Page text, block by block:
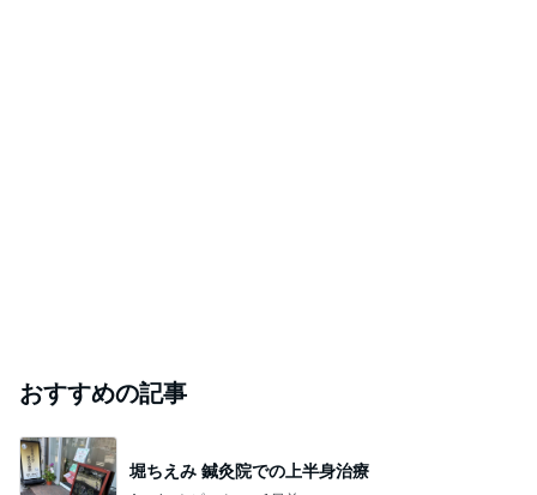
おすすめの記事
堀ちえみ 鍼灸院での上半身治療